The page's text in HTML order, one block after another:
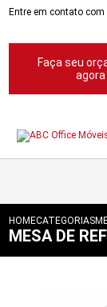
Entre em contato
Faça seu
agora
HOMECATEGORIAS
MESA DE